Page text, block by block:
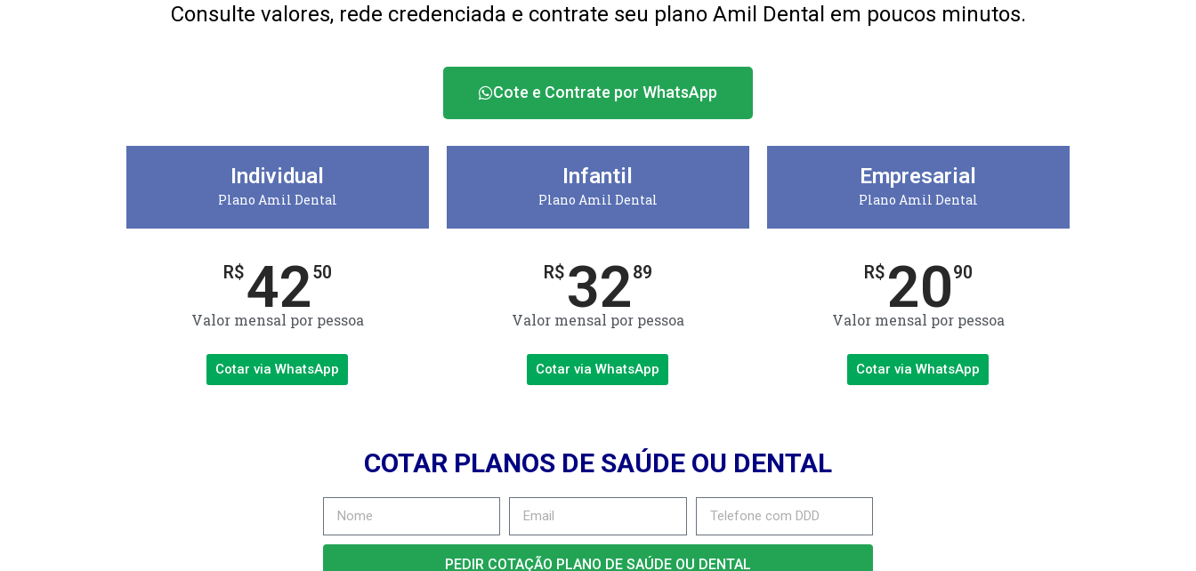
Consulte valores, rede credenciada e contrate seu plano Amil Dental em poucos minutos.
Cote e Contrate por WhatsApp
Individual
Plano Amil Dental
R$4250
Valor mensal por pessoa
Cotar via WhatsApp
Infantil
Plano Amil Dental
R$ 3289
Valor mensal por pessoa
Cotar via WhatsApp
Empresarial
Plano Amil Dental
R$ 2090
Valor mensal por pessoa
Cotar via WhatsApp
COTAR PLANOS DE SAÚDE OU DENTAL
PEDIR COTAÇÃO PLANO DE SAÚDE OU DENTAL